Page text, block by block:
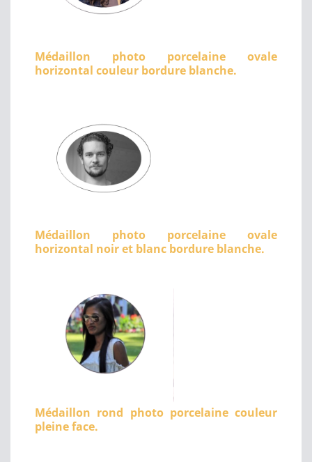
Médaillon photo porcelaine ovale
horizontal couleur bordure blanche.
Médaillon photo porcelaine ovale
horizontal noir et blanc bordure blanche.
Médaillon rond photo porcelaine couleur
pleine face.